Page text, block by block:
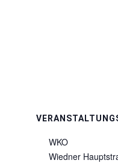
WKO
Wiedner